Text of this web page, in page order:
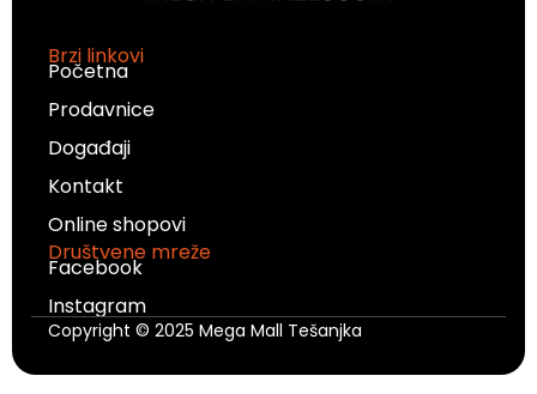
Brzi linkovi
Početna
Prodavnice
Događaji
Kontakt
Online shopovi
Društvene mreže
Facebook
Instagram
Copyright © 2025 Mega Mall Tešanjka